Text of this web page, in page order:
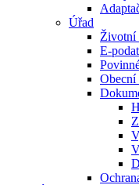
Úřad
Životní
E-
Obecní